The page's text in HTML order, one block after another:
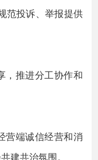
范投诉、举报提供
推进分工协作和
端诚信经营和消
建共治氛围。